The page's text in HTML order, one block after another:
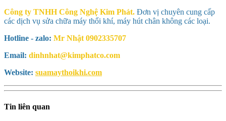
Công ty TNHH Công Nghệ Kim Phát. Đơn vị chuyên cung cấp
các dịch vụ sửa chữa máy thổi khí, máy hút chân không các loại.
Hotline - zalo: Mr Nhật 0902335707
Email: dinhnhat@kimphatco.com
Website: suamaythoikhi.com
Tin liên quan